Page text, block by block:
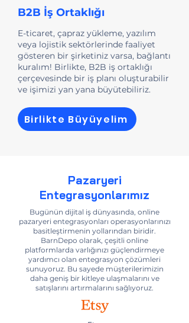
B2B İş Ortaklığı
E-ticaret, çapraz yükleme, yazılım
veya lojistik sektörlerinde faaliyet
gösteren bir şirketiniz varsa, bağlantı
kuralım! Birlikte, B2B iş ortaklığı
çerçevesinde bir iş planı oluşturabilir
ve işimizi yan yana büyütebiliriz.
Birlikte Büyüyelim
Pazaryeri
Entegrasyonlarımız
Bugünün dijital iş dünyasında, online
pazaryeri entegrasyonları operasyonlarınızı
basitleştirmenin yollarından biridir.
BarnDepo olarak, çeşitli online
platformlarda varlığınızı güçlendirmeye
yardımcı olan entegrasyon çözümleri
sunuyoruz. Bu sayede müşterilerimizin
daha geniş bir kitleye ulaşmalarını ve
satışlarını artırmalarını sağlıyoruz.